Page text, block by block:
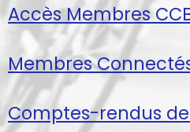
Accès Membres
Membres
Comptes-rendus